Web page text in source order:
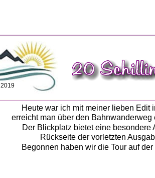
Heute war ich mit meiner lieben
erreicht man über den
Der Blickplatz bietet eine besondere
Rückseite der vorletzten
Begonnen haben wir die Tour auf
2019